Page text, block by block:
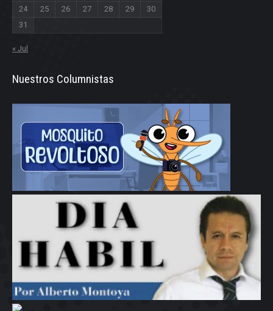
24
25 26 27 28 29
30
31
« Jul
Nuestros Columnistas